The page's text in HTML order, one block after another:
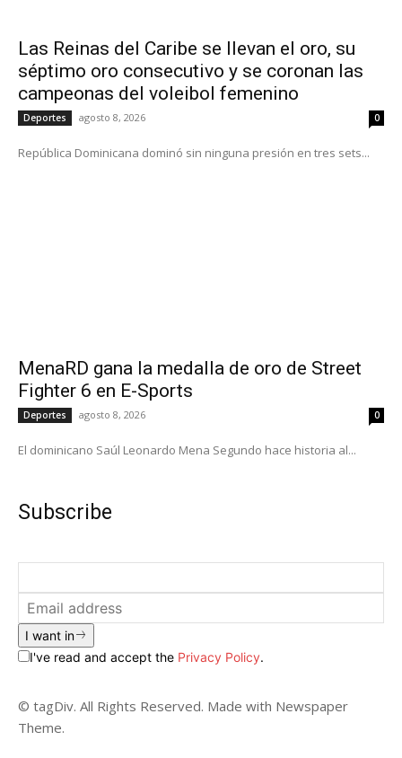
Las Reinas del Caribe se llevan el oro, su
séptimo oro consecutivo y se coronan las
campeonas del voleibol femenino
Deportes agosto 8, 2026 0
República Dominicana dominó sin ninguna presión en tres sets...
MenaRD gana la medalla de oro de Street
Fighter 6 en E-Sports
Deportes agosto 8, 2026 0
El dominicano Saúl Leonardo Mena Segundo hace historia al...
Subscribe
I want in
I've read and accept the Privacy Policy.
© tagDiv. All Rights Reserved. Made with Newspaper
Theme.